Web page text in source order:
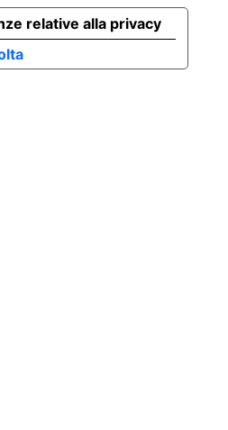
relative alla privacy